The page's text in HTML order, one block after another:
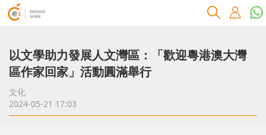
以文學助力發展人文灣區：「歡迎粵港澳大灣
區作家回家」活動圓滿舉行
文化
2024-05-21 17:03